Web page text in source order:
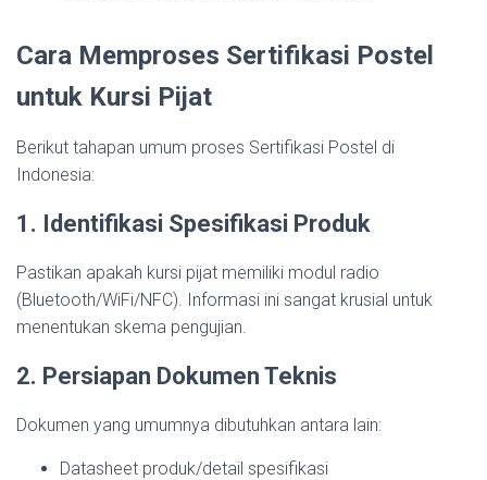
Cara Memproses Sertifikasi Postel
untuk Kursi Pijat
Berikut tahapan umum proses Sertifikasi Postel di
Indonesia:
1. Identifikasi Spesifikasi Produk
Pastikan apakah kursi pijat memiliki modul radio
(Bluetooth/WiFi/NFC). Informasi ini sangat krusial untuk
menentukan skema pengujian.
2. Persiapan Dokumen Teknis
Dokumen yang umumnya dibutuhkan antara lain:
Datasheet produk/detail spesifikasi